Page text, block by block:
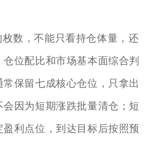
数，不能只看持仓体量，还
位配比和市场基本面综合判
保留七成核心仓位，只拿出
因为短期涨跌批量清仓；短
利点位，到达目标后按照预